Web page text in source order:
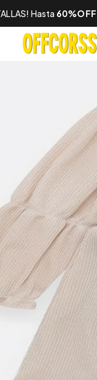
Hasta 60%OFF